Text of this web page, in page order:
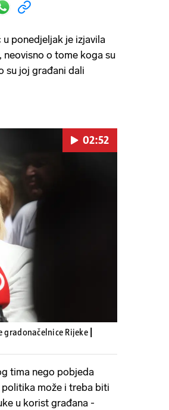
ponedjeljak je izjavila
o tome koga su
su joj građani dali
02:52
gradonačelnice Rijeke
tima nego pobjeda
može i treba biti
u korist građana -